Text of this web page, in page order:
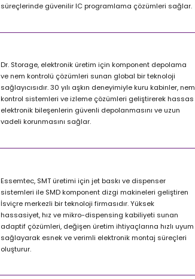
süreçlerinde güvenilir IC programlama çözümleri sağlar.
Dr. Storage, elektronik üretim için komponent depolama
ve nem kontrolü çözümleri sunan global bir teknoloji
sağlayıcısıdır. 30 yılı aşkın deneyimiyle kuru kabinler, nem
kontrol sistemleri ve izleme çözümleri geliştirerek hassas
elektronik bileşenlerin güvenli depolanmasını ve uzun
vadeli korunmasını sağlar.
Essemtec, SMT üretimi için jet baskı ve dispenser
sistemleri ile SMD komponent dizgi makineleri geliştiren
İsviçre merkezli bir teknoloji firmasıdır. Yüksek
hassasiyet, hız ve mikro-dispensing kabiliyeti sunan
adaptif çözümleri, değişen üretim ihtiyaçlarına hızlı uyum
sağlayarak esnek ve verimli elektronik montaj süreçleri
oluşturur.